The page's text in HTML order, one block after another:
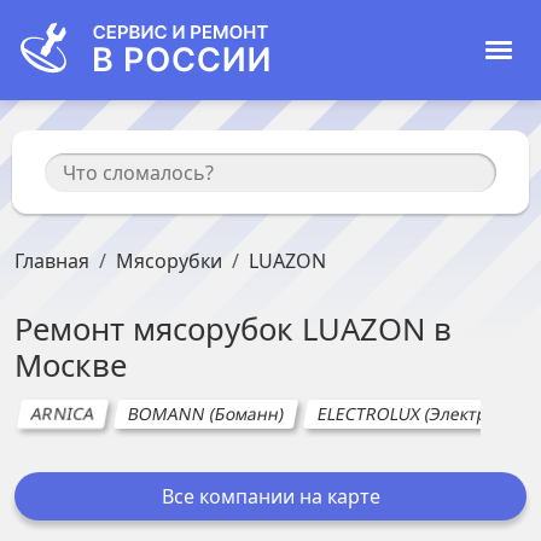
Главная Мясорубки LUAZON
Ремонт мясорубок LUAZON в
Москве
ARNICA BOMANN (Боманн) ELECTROLUX
Все компании на карте